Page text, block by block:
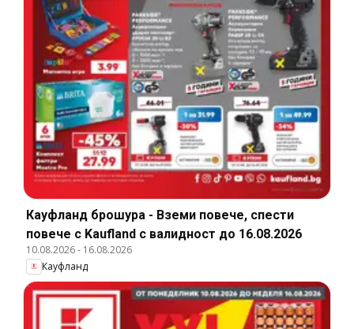
Кауфланд брошура - Вземи повече, спести
повече с Kaufland с валидност до 16.08.2026
10.08.2026- 16.08.2026
Кауфланд